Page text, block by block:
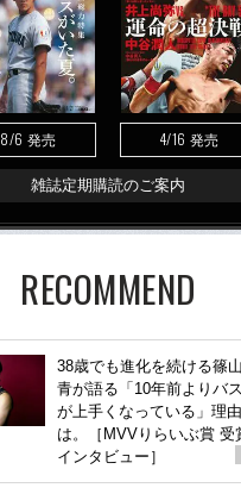
8/6 発売 4/16 発売
雑誌定期購読のご案内
RECOMMEND
38歳でも進化を続ける篠
青が語る「10年前よりバ
が上手くなっている」理
は。［MVVりらいぶ賞 受
インタビュー］